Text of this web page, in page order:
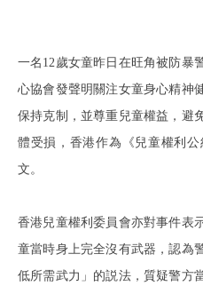
一名12歲女童昨日在旺角被防暴
心協會發聲明關注女童身心精神
保持克制，並尊重兒童權益，避
體受損，香港作為《兒童權利
文。
香港兒童權利委員會亦對事件表
童當時身上完全沒有武器，認為
低所需武力」的説法，質疑警方